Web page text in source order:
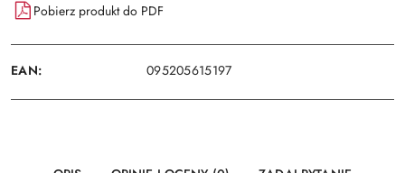
Pobierz produkt do PDF
EAN: 095205615197